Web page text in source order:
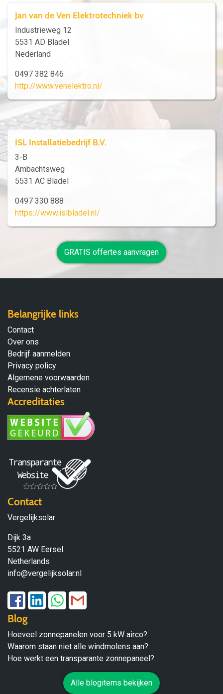
Jan van de Ven Elektrotechniek bv
Industrieweg 12
5531 AD Bladel
Nederland
0497 382 846
http://www.venelektro.nl/
ISL Installatiebedrijf B.V.
3-B
Ambachtsweg
5531 AC Bladel
0497 330 888
https://www.islbladel.nl/
GRATIS offertes aanvragen
Belangrijke links
Contact
Over ons
Bedrijf aanmelden
Privacy policy
Algemene voorwaarden
Recensie achterlaten
Accreditaties
Contact
Vergelijksolar
Dijk 3a
5521 AW Eersel
Netherlands
info@vergelijksolar.nl
Blog
Hoeveel zonnepanelen voor 5 kW airco?
Waarom staan niet alle windmolens aan?
Hoe werkt een transparante zonnepaneel?
Alle blogitems bekijken